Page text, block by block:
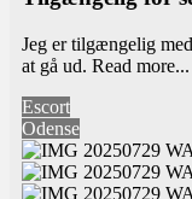
Jeg er tilgængelig
at gå ud. Read more...
Escort
Odense